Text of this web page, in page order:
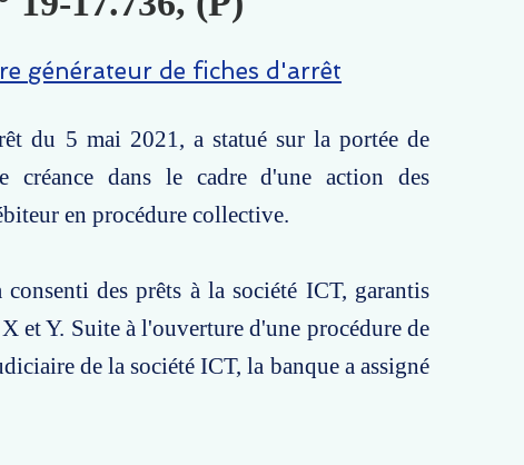
générateur de fiches d'arrêt
du 5 mai 2021, a statué sur la portée de
créance dans le cadre d'une action des
en procédure collective.
des prêts à la société ICT, garantis
et Y. Suite à l'ouverture d'une procédure de
de la société ICT, la banque a assigné